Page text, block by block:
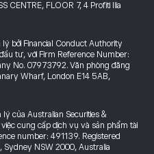
CENTRE, FLOOR 7, 4 Profiti Ilia
bởi Financial Conduct Authority
tư, với Firm Reference Number:
No. 07973792. Văn phòng đăng
Wharf, London E14 5AB,
lý của Australian Securities &
cung cấp dịch vụ và sản phẩm tài
number: 491139. Registered
NSW 2000, Australia